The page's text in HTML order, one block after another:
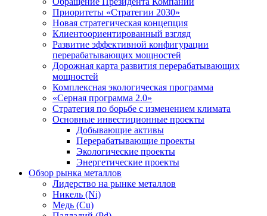
Приоритеты «Стратегии 2030»
Новая стратегическая концепция
Клиентоориентированный взгляд
Развитие эффективной конфигурации
перерабатывающих мощностей
Дорожная карта развития перерабатывающих
мощностей
Комплексная экологическая программа
«Серная программа 2.0»
Стратегия по борьбе с изменением климата
Основные инвестиционные проекты
Добывающие активы
Перерабатывающие проекты
Экологические проекты
Энергетические проекты
Обзор рынка металлов
Лидерство на рынке металлов
Никель (Ni)
Медь (Cu)